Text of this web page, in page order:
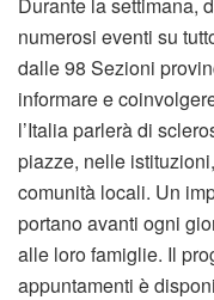
numerosi eventi su
dalle 98 Sezioni
informare e
l’Italia parlerà di
piazze, nelle
comunità locali. Un
portano avanti ogni
alle loro famiglie. Il
appuntamenti è